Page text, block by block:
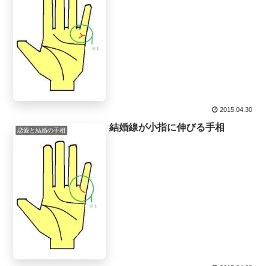
2015.04.30
恋愛と結婚の手相 結婚線が小指に伸びる手相